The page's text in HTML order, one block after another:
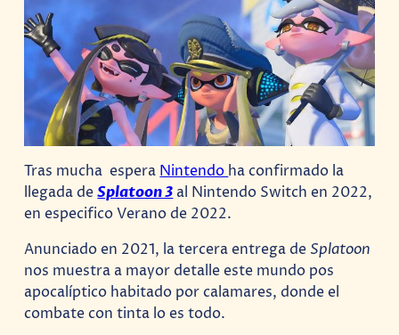
Tras mucha espera Nintendo ha confirmado la
llegada deSplatoon 3 al Nintendo Switch en 2022,
en especifico Verano de 2022.
Anunciado en 2021, la tercera entrega de Splatoon
nos muestra a mayor detalle este mundo pos
apocalíptico habitado por calamares, donde el
combate con tinta lo es todo.